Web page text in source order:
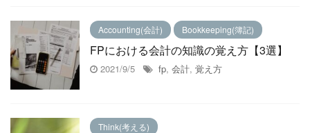
Accounting(会計) Bookkeeping(簿記)
FPにおける会計の知識の覚え方【3選】
2021/9/5 fp, 会計, 覚え方
Think(考える)